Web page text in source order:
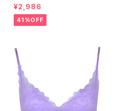
ー（ラベンダー） 22293 SA
LE セール 送料無料
¥2,986
41%OFF